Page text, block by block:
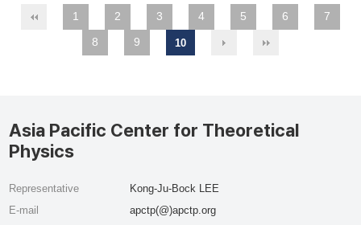
1 2 3 4 5 6
7
8
9 10
Asia Pacific Center for Theoretical
Physics
Representative
Kong-Ju-Bock LEE
E-mail
apctp(@)apctp.org